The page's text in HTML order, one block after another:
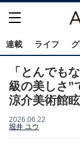
連載 ライフ
「とんでも
級の美しさ”
涼介美術館眩
2026.06.22
堀井 ユウ